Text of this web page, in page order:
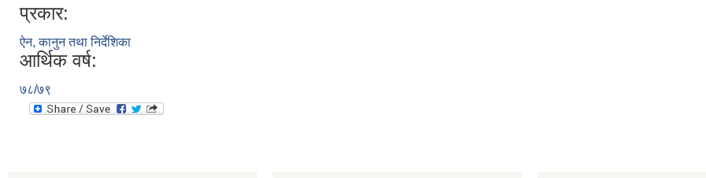
प्रकार:
ऐन, कानुन तथा निर्देशिका
आर्थिक वर्ष:
७८/७९